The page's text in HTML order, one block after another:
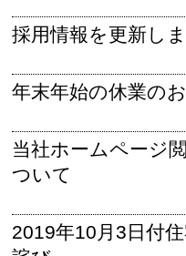
採用情報を更新し
年末年始の休業の
当社ホームページ
ついて
2019年10月3日付